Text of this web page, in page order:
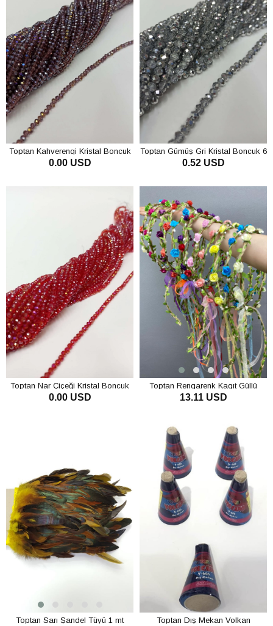
Toptan Kahverengi Kristal Boncuk
4mm
0.00 USD
Toptan Gümüş Gri Kristal Boncuk 6
mm
0.52 USD
Toptan Nar Çiçeği Kristal Boncuk
4mm
0.00 USD
Toptan Rengarenk Kagıt Güllü
Yapraklı Nedime Tacı ve Hediyelik
13.11 USD
Toptan Sarı Şandel Tüyü 1 mt Toptan Dış Mekan Volkan